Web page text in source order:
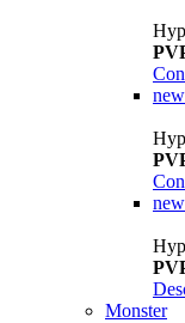
new
new
Monster